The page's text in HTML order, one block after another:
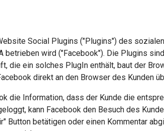
Social Plugins ("Plugins") des
betrieben wird ("Facebook"). Die Plugins
die ein solches PlugIn enthält, baut der
direkt an den Browser des Kunden
die Information, dass der Kunde die
kann Facebook den Besuch des
Button betätigen oder einen Kommentar